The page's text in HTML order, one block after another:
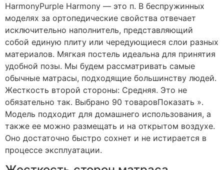
HarmonyPurple Harmony — это п. В беспружинных
моделях за ортопедические свойства отвечает
исключительно наполнитель, представляющий
собой единую плиту или чередующиеся слои разных
материалов. Мягкая постель идеальна для принятия
удобной позы. Мы будем рассматривать самые
обычные матрасы, подходящие большинству людей.
Жесткость второй стороны: Средняя. Это не
обязательно так. Выбрано 90 товаровПоказать ».
Модель подходит для домашнего использования, а
также ее можно размещать и на открытом воздухе.
Оно достаточно быстро сохнет и не истирается в
процессе эксплуатации.